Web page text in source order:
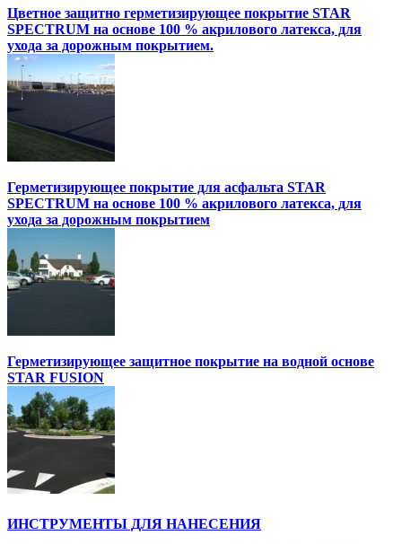
Цветное защитно герметизирующее покрытие STAR
SPECTRUM на основе 100 % акрилового латекса, для
ухода за дорожным покрытием.
Герметизирующее покрытие для асфальта STAR
SPECTRUM на основе 100 % акрилового латекса, для
ухода за дорожным покрытием
Герметизирующее защитное покрытие на водной основе
STAR FUSION
ИНСТРУМЕНТЫ ДЛЯ НАНЕСЕНИЯ